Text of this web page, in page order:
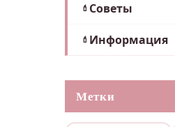
Советы
Информация
Метки